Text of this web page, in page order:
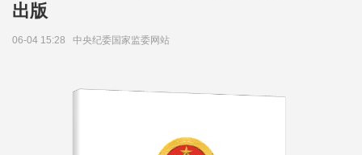
出版
06-04 15:28 中央纪委国家监委网站